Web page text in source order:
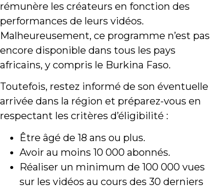
rémunère les créateurs en fonction des
performances de leurs vidéos.
Malheureusement, ce programme n’est pas
encore disponible dans tous les pays
africains, y compris le Burkina Faso.
Toutefois, restez informé de son éventuelle
arrivée dans la région et préparez-vous en
respectant les critères d’éligibilité :
Être âgé de 18 ans ou plus.
Avoir au moins 10 000 abonnés.
Réaliser un minimum de 100 000 vues
sur les vidéos au cours des 30 derniers